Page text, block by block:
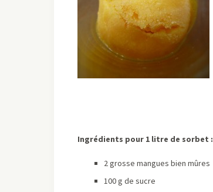
Ingrédients pour 1 litre de sorbet :
2 grosse mangues bien mûres
100 g de sucre